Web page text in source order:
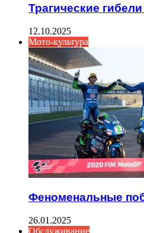
Трагические
12.10.2025
Мото-культура
Феноменальные
26.01.2025